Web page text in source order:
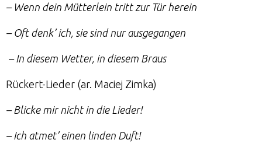
– Wenn dein Mütterlein tritt zur Tür herein
– Oft denk’ ich, sie sind nur ausgegangen
– In diesem Wetter, in diesem Braus
Rückert-Lieder (ar. Maciej Zimka)
– Blicke mir nicht in die Lieder!
– Ich atmet’ einen linden Duft!